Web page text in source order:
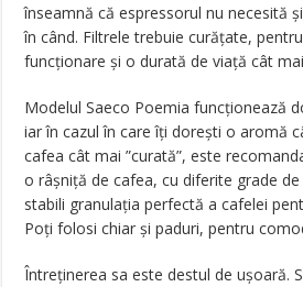
înseamnă că espressorul nu necesită
în când. Filtrele trebuie curățate,
funcționare și o durată de viață cât
Modelul Saeco Poemia funcționează
iar în cazul în care îți dorești o aromă
cafea cât mai ”curată”, este
o râșniță de cafea, cu diferite grade
stabili granulația perfectă a cafelei
Poți folosi chiar și paduri, pentru
Întreținerea sa este destul de ușoară.